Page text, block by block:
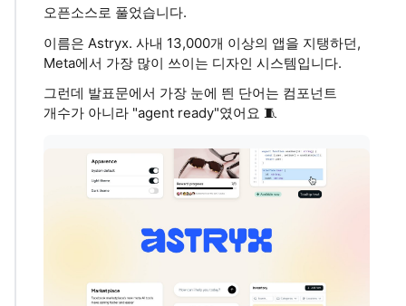
오픈소스로 풀었습니다.
이름은 Astryx. 사내 13,000개 이상의 앱을 지탱하던,
Meta에서 가장 많이 쓰이는 디자인 시스템입니다.
그런데 발표문에서 가장 눈에 띈 단어는 컴포넌트
개수가 아니라 "agent ready"였어요 🧵